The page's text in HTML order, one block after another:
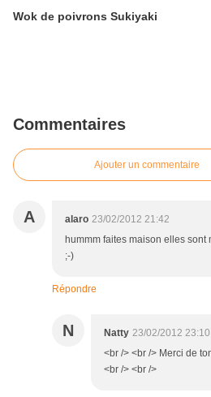
Wok de poivrons Sukiyaki
Commentaires
Ajouter un commentaire
A alaro 23/02/2012 21:42
hummm faites maison elles
;-)
Répondre
N Natty 23/02/2012 23:10
<br /> <br /> Merci de
<br /> <br />